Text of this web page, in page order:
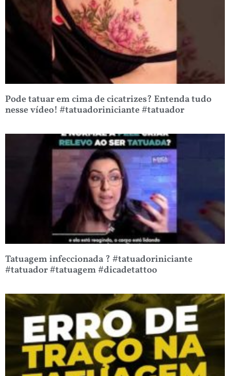
Pode tatuar em cima de cicatrizes? Entenda tudo
nesse vídeo! #tatuadoriniciante #tatuador
Tatuagem infeccionada ? #tatuadoriniciante
#tatuador #tatuagem #dicadetattoo